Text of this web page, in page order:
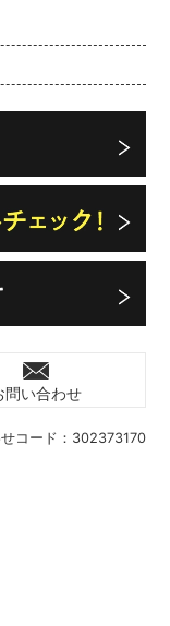
コード： 302373170
問い合わせ